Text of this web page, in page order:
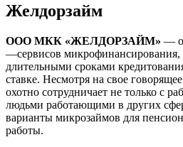
Желдорзайм
ООО МКК «ЖЕЛДОРЗАЙМ» —
—сервисов микрофинансирования,
длительными сроками
ставке. Несмотря на свое
охотно сотрудничает не только с
людьми работающими в других
варианты микрозаймов для
работы.